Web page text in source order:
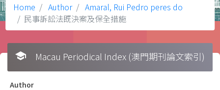
Home Author
Amaral, Rui Pedro peres do
民事訴訟法既決案及保全措施
school Macau Periodical Index (澳門期刊論文索引)
Author